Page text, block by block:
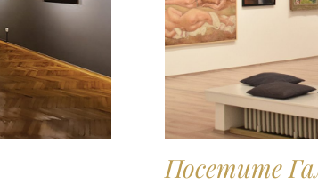
Посетите